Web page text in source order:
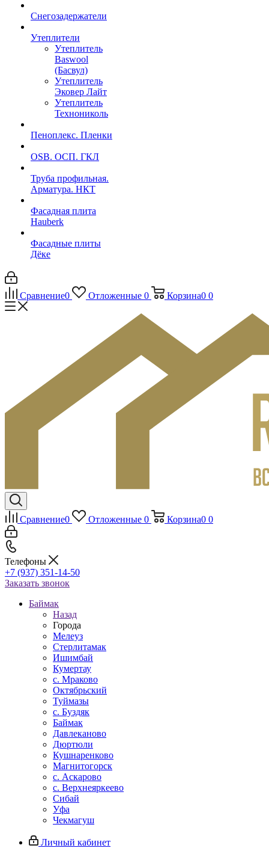
Снегозадержатели
Утеплители
Утеплитель
Baswool
(Басвул)
Утеплитель
Эковер Лайт
Утеплитель
Технониколь
Пеноплекс. Пленки
OSB. ОСП. ГКЛ
Труба профильная.
Арматура. НКТ
Фасадная плита
Hauberk
Фасадные плиты
Дёке
Сравнение0 Отложенные 0 Корзина0 0
Сравнение0 Отложенные 0 Корзина0 0
Телефоны
+7 (937) 351-14-50
Заказать звонок
Баймак
Назад
Города
Мелеуз
Стерлитамак
Ишимбай
Кумертау
c. Мраково
Октябрьский
Туймазы
c. Буздяк
Баймак
Давлеканово
Дюртюли
Кушнаренково
Магнитогорск
с. Аскарово
с. Верхнеяркеево
Сибай
Уфа
Чекмагуш
Личный кабинет